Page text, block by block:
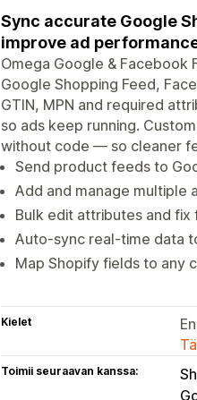
Sync accurate Google
improve ad
Omega Google &
Google Shopping Feed,
GTIN, MPN and required
so ads keep running.
without code — so cleaner
Send product feeds to
Add and manage multiple
Bulk edit attributes and
Auto-sync real-time data
Map Shopify fields to any
Kielet
Toimii seuraavan kanssa: